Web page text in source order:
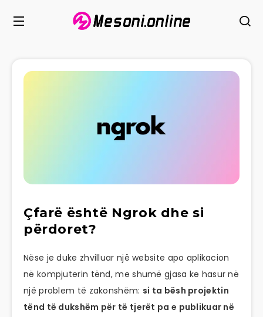
Çfarë është Ngrok dhe si
përdoret?
Nëse je duke zhvilluar një website apo aplikacion
në kompjuterin tënd, me shumë gjasa ke hasur në
një problem të zakonshëm: si ta bësh projektin
tënd të dukshëm për të tjerët pa e publikuar në